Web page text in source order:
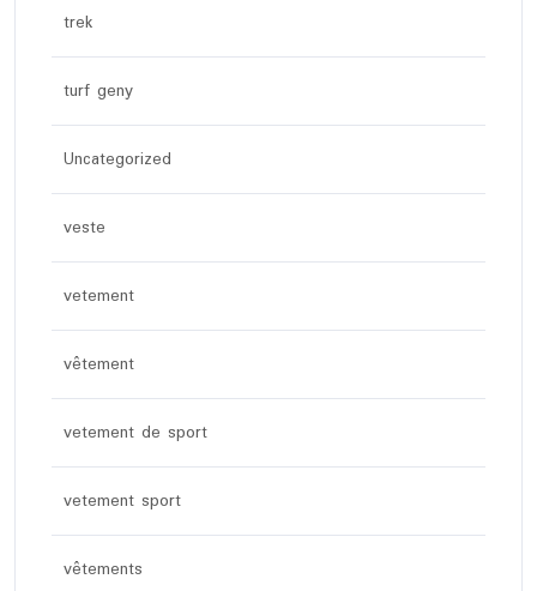
trek
turf geny
Uncategorized
veste
vetement
vêtement
vetement de sport
vetement sport
vêtements